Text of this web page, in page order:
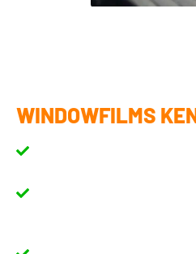
WINDOWFILMS